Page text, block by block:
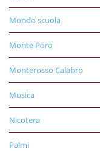
Mondo scuola
Monte Poro
Monterosso Calabro
Musica
Nicotera
Palmi